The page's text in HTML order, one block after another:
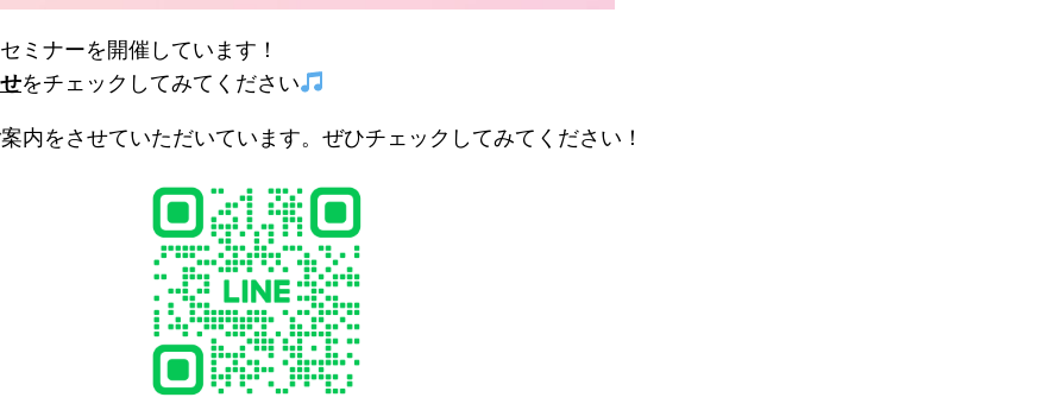
ミナーを開催しています！
をチェックしてみてください
内をさせていただいています。ぜひチェックしてみてください！